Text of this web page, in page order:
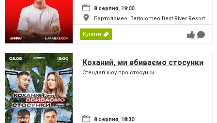
8 серпня, 19:00
Бартоломео, Bartolomeo Best River Resort
Купити
Коханий, ми вбиваємо стосунки
Стендап шоу про стосунки
8 серпня, 18:30